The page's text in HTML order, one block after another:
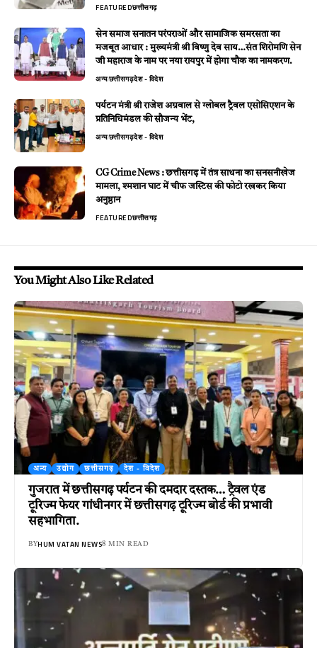
FEATUREDछत्तीसगढ़
सेन समाज सनातन परंपराओं और सामाजिक समरसता का
मजबूत आधार : मुख्यमंत्री श्री विष्णु देव साय…संत शिरोमणि सेन
जी महाराज के नाम पर नया रायपुर में होगा चौक का नामकरण.
अन्यछत्तीसगढ़देश - विदेश
पर्यटन मंत्री श्री राजेश अग्रवाल से ग्लोबल ट्रैवल एसोसिएशन के
प्रतिनिधिमंडल की सौजन्य भेंट,
अन्यछत्तीसगढ़देश - विदेश
CG Crime News : छत्तीसगढ़ में तंत्र साधना का सनसनीखेज
मामला, श्मशान घाट में चीफ जस्टिस की फोटो रखकर किया
अनुष्ठान
FEATUREDछत्तीसगढ़
You Might Also Like Related
अन्य उद्योग छत्तीसगढ़ देश - विदेश
गुजरात में छत्तीसगढ़ पर्यटन की दमदार दस्तक… ट्रैवल एंड
टूरिज्म फेयर गांधीनगर में छत्तीसगढ़ टूरिज्म बोर्ड की प्रभावी
सहभागिता.
BYHUM VATAN NEWS8 MIN READ